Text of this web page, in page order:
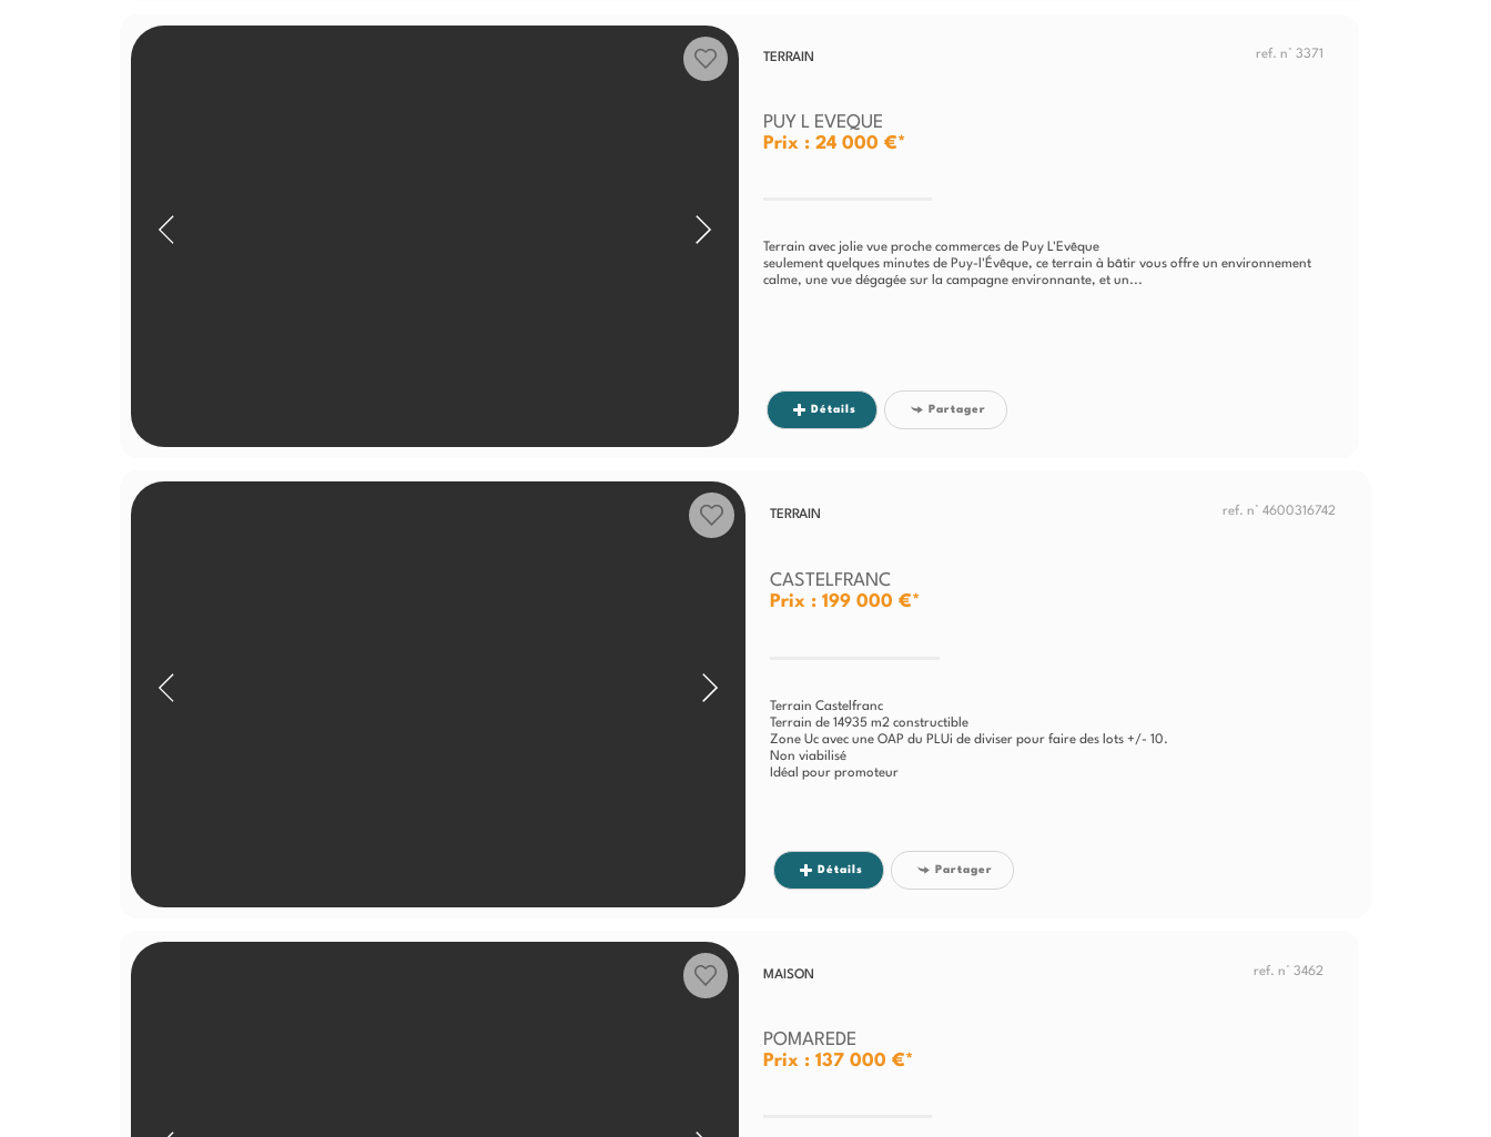
TERRAIN ref. n° 3371
PUY L EVEQUE
Prix : 24 000 €*
Terrain avec jolie vue proche commerces de Puy L'Evêque
seulement quelques minutes de Puy-l'Évêque, ce terrain à bâtir vous offre un environnement
calme, une vue dégagée sur la campagne environnante, et un...
Détails Partager
TERRAIN ref. n° 4600316742
CASTELFRANC
Prix : 199 000 €*
Terrain Castelfranc
Terrain de 14935 m2 constructible
Zone Uc avec une OAP du PLUi de diviser pour faire des lots +/- 10.
Non viabilisé
Idéal pour promoteur
Détails Partager
MAISON ref. n° 3462
POMAREDE
Prix : 137 000 €*